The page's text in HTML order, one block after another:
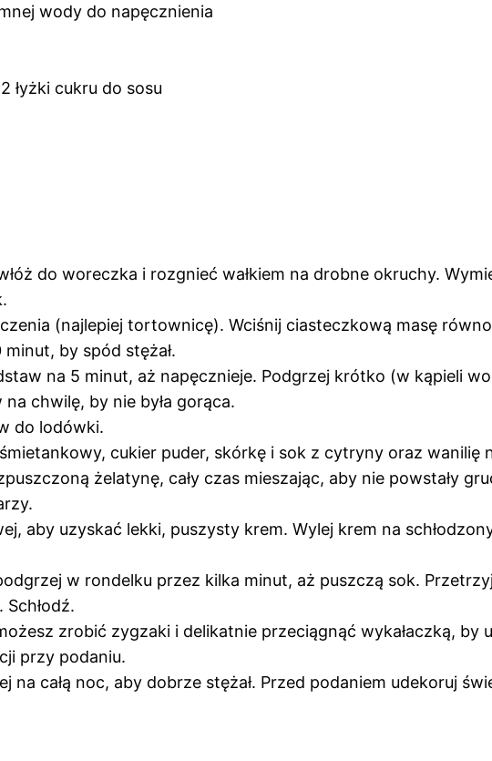
wody do napęcznienia
łyżki cukru do sosu
do woreczka i rozgnieć wałkiem na drobne okruchy.
(najlepiej tortownicę). Wciśnij ciasteczkową masę
by spód stężał.
na 5 minut, aż napęcznieje. Podgrzej krótko (w kąpieli
chwilę, by nie była gorąca.
do lodówki.
cukier puder, skórkę i sok z cytryny oraz wanilię
żelatynę, cały czas mieszając, aby nie powstały
aby uzyskać lekki, puszysty krem. Wylej krem na
w rondelku przez kilka minut, aż puszczą sok.
zrobić zygzaki i delikatnie przeciągnąć wykałaczką, by
przy podaniu.
całą noc, aby dobrze stężał. Przed podaniem udekoruj